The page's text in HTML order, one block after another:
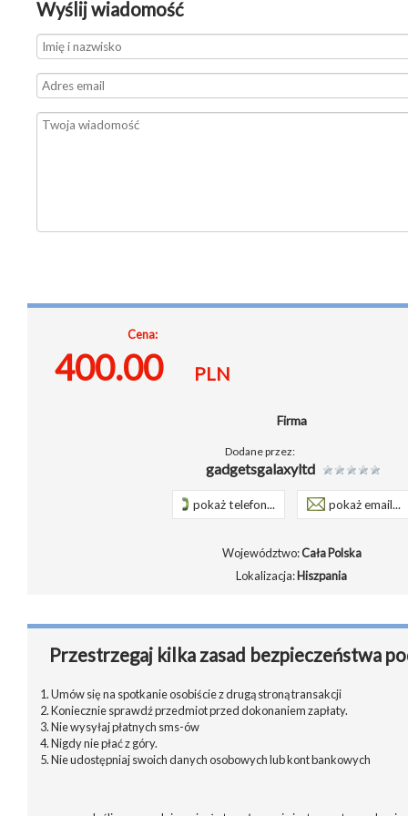
Wyślij wiadomość
Cena:
400.00 PLN
Firma
Dodane przez:
gadgetsgalaxyltd
pokaż telefon... pokaż email...
Województwo:Cała Polska
Lokalizacja:Hiszpania
Przestrzegaj kilka zasad bezpieczeństwa
1. Umów się na spotkanie osobiście z drugą stroną transakcji
2. Koniecznie sprawdź przedmiot przed dokonaniem zapłaty.
3. Nie wysyłaj płatnych sms-ów
4. Nigdy nie płać z góry.
5. Nie udostępniaj swoich danych osobowych lub kont bankowych